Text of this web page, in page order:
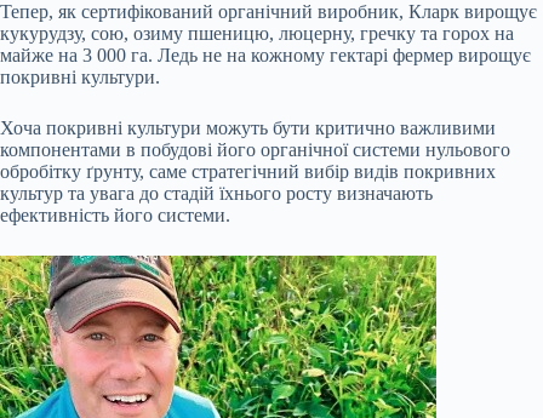
Тепер, як сертифікований органічний виробник, Кларк вирощує
кукурудзу, сою, озиму пшеницю, люцерну, гречку та горох на
майже на 3 000 га. Ледь не на кожному гектарі фермер вирощує
покривні культури.
Хоча покривні культури можуть бути критично важливими
компонентами в побудові його органічної системи нульового
обробітку ґрунту, саме стратегічний вибір видів покривних
культур та увага до стадій їхнього росту визначають
ефективність його системи.